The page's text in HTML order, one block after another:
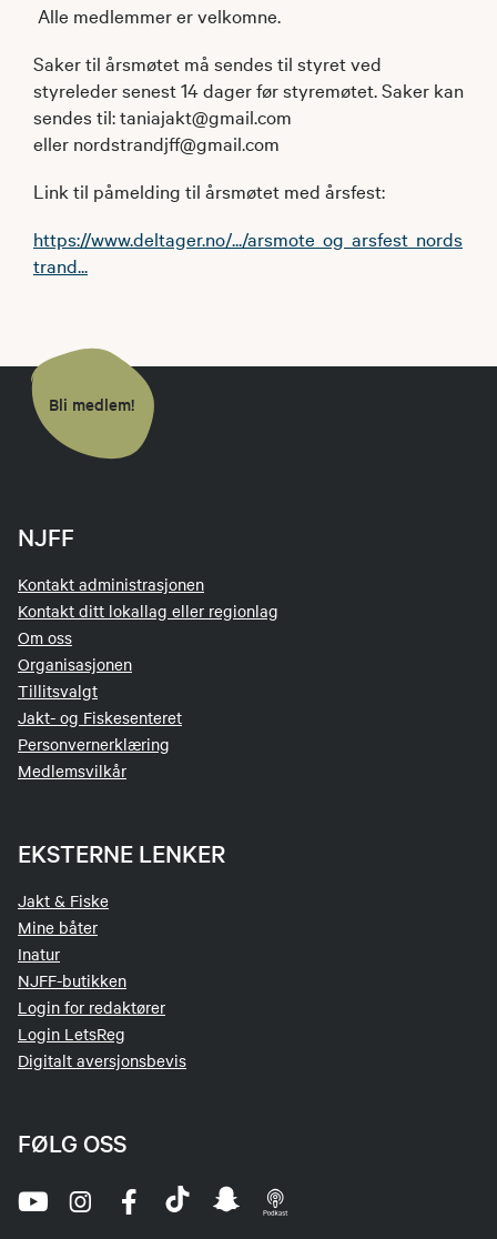
Alle medlemmer er velkomne.
Saker til årsmøtet må sendes til styret ved
styreleder senest 14 dager før styremøtet. Saker kan
sendes til: taniajakt@gmail.com
eller nordstrandjff@gmail.com
Link til påmelding til årsmøtet med årsfest:
https://www.deltager.no/.../arsmote_og_arsfest_nords
trand...
Bli medlem!
NJFF
Kontakt administrasjonen
Kontakt ditt lokallag eller regionlag
Om oss
Organisasjonen
Tillitsvalgt
Jakt- og Fiskesenteret
Personvernerklæring
Medlemsvilkår
EKSTERNE LENKER
Jakt & Fiske
Mine båter
Inatur
NJFF-butikken
Login for redaktører
Login LetsReg
Digitalt aversjonsbevis
FØLG OSS